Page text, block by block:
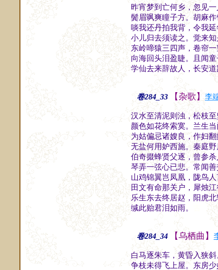
昨宵梦到亡何乡，忽见
鬓眉飒爽瞳子方。胡麻
啖我还丹拍我背，令我
小儿归去须读之。觉来
东岭啼猿三四声，卷帘
向海回头泪盈睫。且闻
学仙去来辞故人，长安
卷284_33 【杂歌】 李
汉水至清泥则浊，松枝
颜色如花终索寞。兰生
为姑偏忌诸嫂良，作妇
无盐何用妒西施。秦庭
伯奇掇蜂贤父逐，曾参
琴弄一弦心已悲。常闻
山鸡锦翼岂凤凰，陇鸟
田文有命那关户，犀烛
乐生东去终居赵，阳虎
缄此贻君泪如雨。
卷284_34 【乌栖曲】
白马逐朱车，黄昏入狭
争枝未得飞上屋。东房